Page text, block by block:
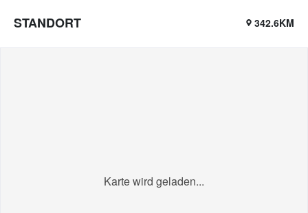
STANDORT 342.6KM
Karte wird geladen...